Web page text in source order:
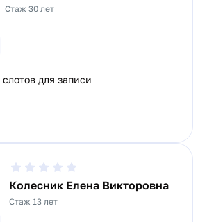
Стаж 30 лет
для записи
Колесник Елена Викторовна
Стаж 13 лет